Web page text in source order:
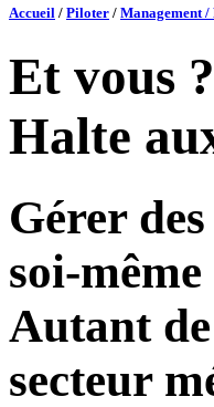
Accueil / Piloter / Management /
Et vous ?
Halte
Gérer
soi-
Autant
secteur